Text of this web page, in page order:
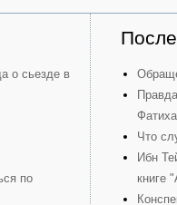
о сьезде в
по
Что
Ибн
книге